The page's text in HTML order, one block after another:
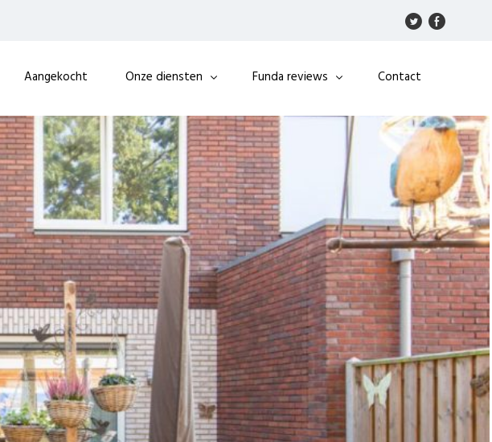
Aangekocht Onze diensten Funda reviews Contact